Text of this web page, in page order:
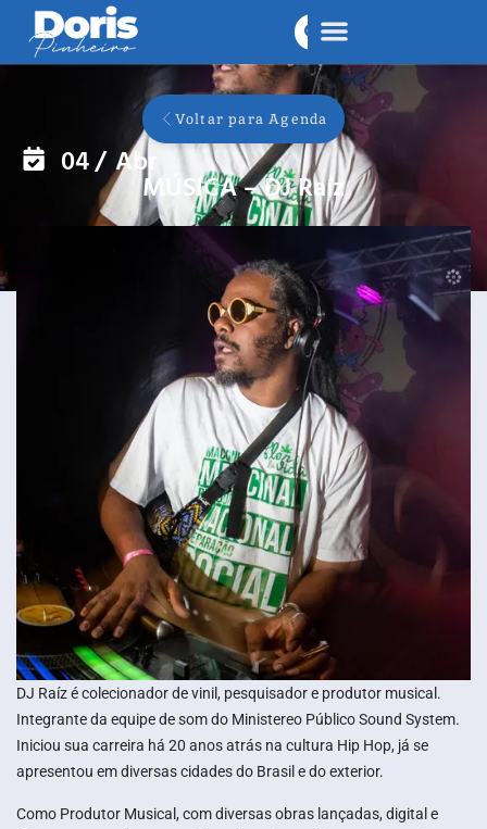
Voltar para Agenda
04/ Abr
MÚSICA – DJ Raíz
DJ Raíz é colecionador de vinil, pesquisador e produtor musical.
Integrante da equipe de som do Ministereo Público Sound System.
Iniciou sua carreira há 20 anos atrás na cultura Hip Hop, já se
apresentou em diversas cidades do Brasil e do exterior.
Como Produtor Musical, com diversas obras lançadas, digital e